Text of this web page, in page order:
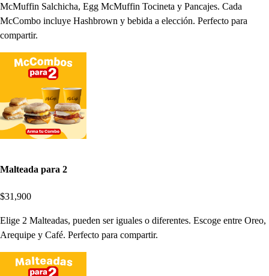
McMuffin Salchicha, Egg McMuffin Tocineta y Pancajes. Cada
McCombo incluye Hashbrown y bebida a elección. Perfecto para
compartir.
Malteada para 2
$31,900
Elige 2 Malteadas, pueden ser iguales o diferentes. Escoge entre Oreo,
Arequipe y Café. Perfecto para compartir.